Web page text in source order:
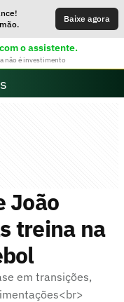
Baixe agora
o assistente.
não é investimento
João
treina na
em transições,